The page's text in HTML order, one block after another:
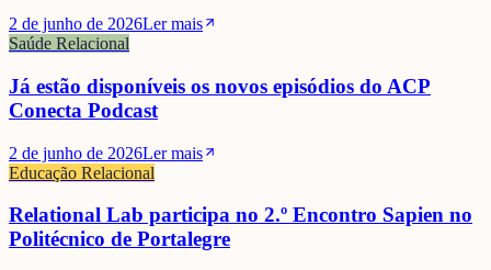
2 de junho de 2026Ler mais
Saúde Relacional
Já estão disponíveis os novos episódios do ACP
Conecta Podcast
2 de junho de 2026Ler mais
Educação Relacional
Relational Lab participa no 2.º Encontro Sapien no
Politécnico de Portalegre